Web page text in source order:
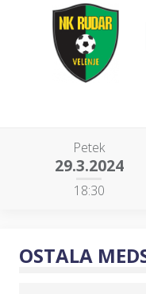
Petek
29.3.2024
18:30
OSTALA